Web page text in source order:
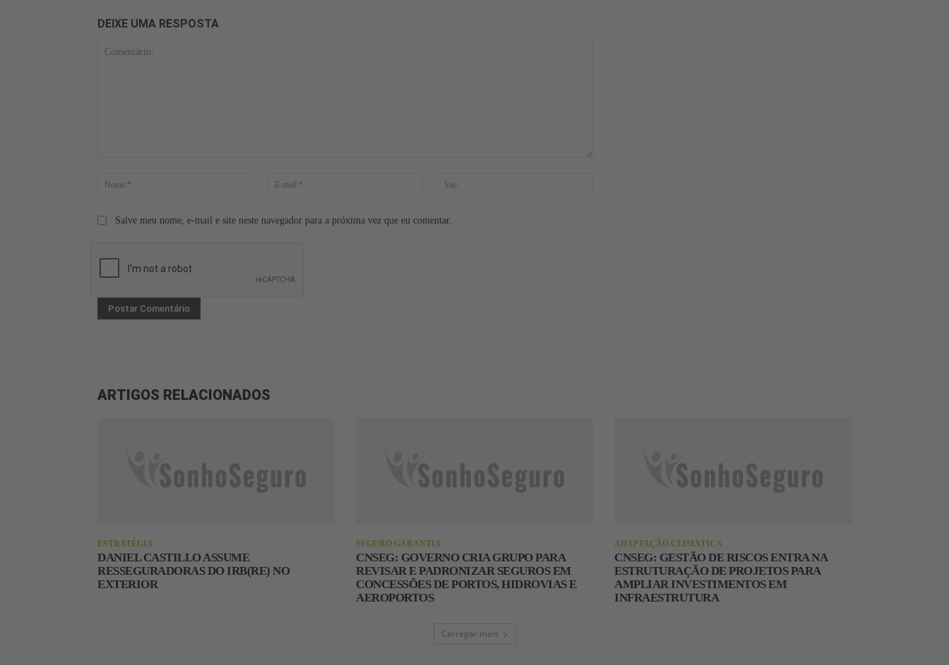
DEIXE UMA RESPOSTA
Nome:*
Salve meu nome, e-mail e site neste navegador para a próxima vez que eu comentar.
ARTIGOS RELACIONADOS
ESTRATÉGIA
DANIEL CASTILLO ASSUME
RESSEGURADORAS DO IRB(RE) NO
EXTERIOR
SEGURO GARANTIA
CNSEG: GOVERNO CRIA GRUPO PARA
REVISAR E PADRONIZAR SEGUROS EM
CONCESSÕES DE PORTOS, HIDROVIAS E
AEROPORTOS
ADAPTAÇÃO CLIMÁTICA
CNSEG: GESTÃO DE RISCOS ENTRA NA
ESTRUTURAÇÃO DE PROJETOS PARA
AMPLIAR INVESTIMENTOS EM
INFRAESTRUTURA
Carregar mais